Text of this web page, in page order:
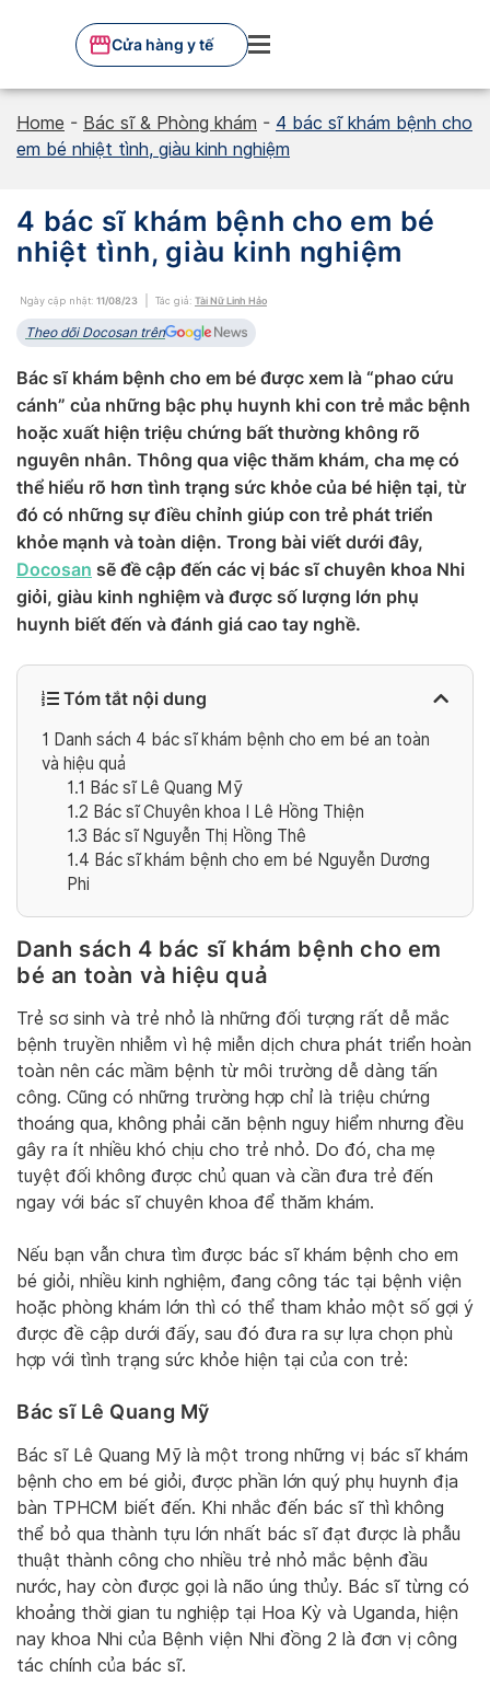
Cửa hàng y tế
Home - Bác sĩ & Phòng khám - 4 bác sĩ khám bệnh cho
em bé nhiệt tình, giàu kinh nghiệm
4 bác sĩ khám bệnh cho em bé
nhiệt tình, giàu kinh nghiệm
Ngày cập nhật: 11/08/23 Tác giả: Tài Nữ Linh Hảo
Theo dõi Docosan trên
Bác sĩ khám bệnh cho em bé được xem là “phao cứu
cánh” của những bậc phụ huynh khi con trẻ mắc bệnh
hoặc xuất hiện triệu chứng bất thường không rõ
nguyên nhân. Thông qua việc thăm khám, cha mẹ có
thể hiểu rõ hơn tình trạng sức khỏe của bé hiện tại, từ
đó có những sự điều chỉnh giúp con trẻ phát triển
khỏe mạnh và toàn diện. Trong bài viết dưới đây,
Docosan sẽ đề cập đến các vị bác sĩ chuyên khoa Nhi
giỏi, giàu kinh nghiệm và được số lượng lớn phụ
huynh biết đến và đánh giá cao tay nghề.
Tóm tắt nội dung
1 Danh sách 4 bác sĩ khám bệnh cho em bé an toàn
và hiệu quả
1.1 Bác sĩ Lê Quang Mỹ
1.2 Bác sĩ Chuyên khoa I Lê Hồng Thiện
1.3 Bác sĩ Nguyễn Thị Hồng Thê
1.4 Bác sĩ khám bệnh cho em bé Nguyễn Dương
Phi
Danh sách 4 bác sĩ khám bệnh cho em
bé an toàn và hiệu quả
Trẻ sơ sinh và trẻ nhỏ là những đối tượng rất dễ mắc
bệnh truyền nhiễm vì hệ miễn dịch chưa phát triển hoàn
toàn nên các mầm bệnh từ môi trường dễ dàng tấn
công. Cũng có những trường hợp chỉ là triệu chứng
thoáng qua, không phải căn bệnh nguy hiểm nhưng đều
gây ra ít nhiều khó chịu cho trẻ nhỏ. Do đó, cha mẹ
tuyệt đối không được chủ quan và cần đưa trẻ đến
ngay với bác sĩ chuyên khoa để thăm khám.
Nếu bạn vẫn chưa tìm được bác sĩ khám bệnh cho em
bé giỏi, nhiều kinh nghiệm, đang công tác tại bệnh viện
hoặc phòng khám lớn thì có thể tham khảo một số gợi ý
được đề cập dưới đấy, sau đó đưa ra sự lựa chọn phù
hợp với tình trạng sức khỏe hiện tại của con trẻ:
Bác sĩ Lê Quang Mỹ
Bác sĩ Lê Quang Mỹ là một trong những vị bác sĩ khám
bệnh cho em bé giỏi, được phần lớn quý phụ huynh địa
bàn TPHCM biết đến. Khi nhắc đến bác sĩ thì không
thể bỏ qua thành tựu lớn nhất bác sĩ đạt được là phẫu
thuật thành công cho nhiều trẻ nhỏ mắc bệnh đầu
nước, hay còn được gọi là não úng thủy. Bác sĩ từng có
khoảng thời gian tu nghiệp tại Hoa Kỳ và Uganda, hiện
nay khoa Nhi của Bệnh viện Nhi đồng 2 là đơn vị công
tác chính của bác sĩ.